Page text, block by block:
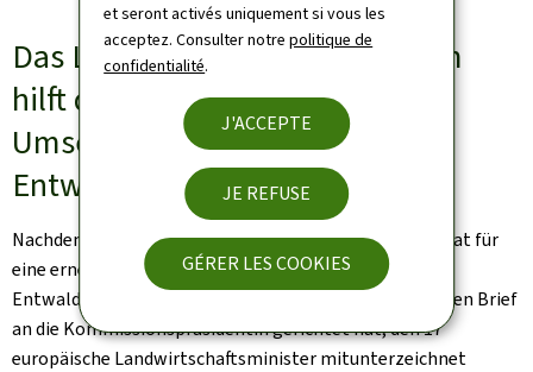
et seront activés uniquement si vous les
acceptez. Consulter notrepolitique de
confidentialité.
J'ACCEPTE
JE REFUSE
GÉRER LES COOKIES
Das Landwirtschaftsministerium
hilft den Landwirten bei der
Umsetzung der EU-
Entwaldungsverordnung
Nachdem die Ministerin sich stark im Landwirtschaftsrat für
eine erneute Verschiebung und Vereinfachung der EU-
Entwaldungsverordung (EUDR) eingesetzt hat und einen Brief
an die Kommissionspräsidentin gerichtet hat, den 17
europäische Landwirtschaftsminister mitunterzeichnet